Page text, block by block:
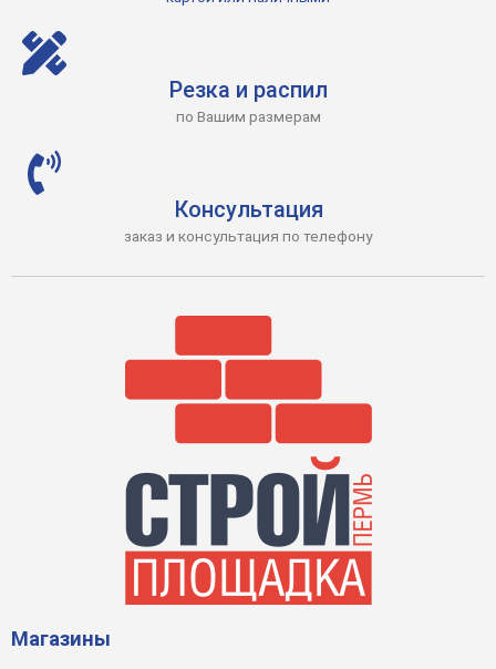
Резка и распил
по Вашим размерам
Консультация
заказ и консультация по телефону
Магазины